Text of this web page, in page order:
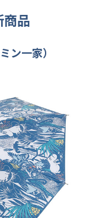
品
ン一家）